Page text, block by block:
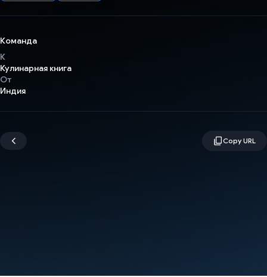
Команда
К
Кулинарная книга
От
Индия